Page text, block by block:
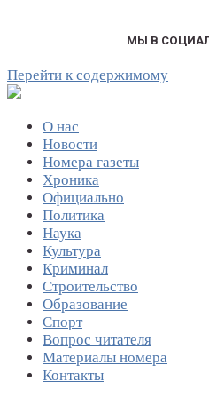
МЫ В
Перейти к содержимому
О нас
Новости
Номера газеты
Хроника
Официально
Политика
Наука
Культура
Криминал
Строительство
Образование
Спорт
Вопрос читателя
Материалы номера
Контакты